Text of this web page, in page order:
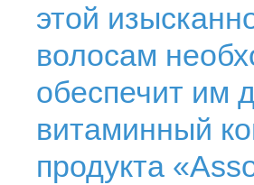
этой
волосам
обеспечит им
витаминный
продукта